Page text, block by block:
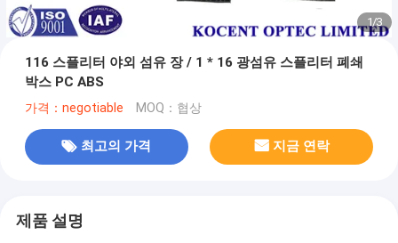
1/3
116 스플리터 야외 섬유 장 / 1 * 16 광섬유 스플리터 폐쇄
박스 PC ABS
가격：negotiable MOQ：협상
최고의 가격 지금 연락
제품 설명